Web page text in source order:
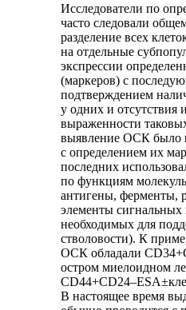
Исследователи по
часто следовали
разделение всех
на отдельные
экспрессии
(маркеров) с
подтверждением
у одних и отсутствия
выраженности
выявление ОСК было
с определением их
последних
по функциям
антигены, ферменты,
элементы сигнальных
необходимых для
стволовости). К
ОСК обладали
остром миелоидном
В настоящее время